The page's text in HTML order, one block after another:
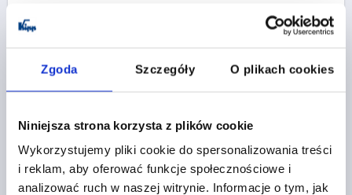
Zgoda Szczegóły O plikach cookies
Niniejsza strona korzysta z plików cookie
Wykorzystujemy pliki cookie do spersonalizowania treści
i reklam, aby oferować funkcje społecznościowe i
analizować ruch w naszej witrynie. Informacje o tym, jak
KOLO RECZNE 2-RAMIENNE D1=160, FORMA:A Z
OTWOREM POPRZECZNYM, D2=16, ALUMINIUM
CZARNY POWLEKANY PROSZKOWO, BEZ RĘKOJEŚCI